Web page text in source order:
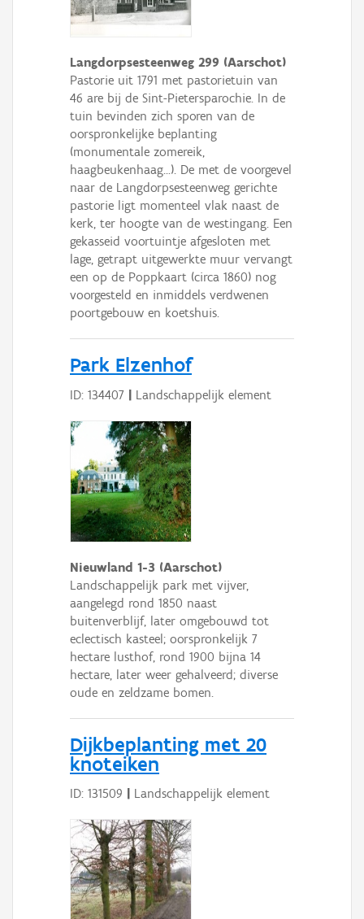
Langdorpsesteenweg 299 (Aarschot)
Pastorie uit 1791 met pastorietuin van
46 are bij de Sint-Pietersparochie. In de
tuin bevinden zich sporen van de
oorspronkelijke beplanting
(monumentale zomereik,
haagbeukenhaag...). De met de voorgevel
naar de Langdorpsesteenweg gerichte
pastorie ligt momenteel vlak naast de
kerk, ter hoogte van de westingang. Een
gekasseid voortuintje afgesloten met
lage, getrapt uitgewerkte muur vervangt
een op de Poppkaart (circa 1860) nog
voorgesteld en inmiddels verdwenen
poortgebouw en koetshuis.
Park Elzenhof
ID: 134407 | Landschappelijk element
Nieuwland 1-3 (Aarschot)
Landschappelijk park met vijver,
aangelegd rond 1850 naast
buitenverblijf, later omgebouwd tot
eclectisch kasteel; oorspronkelijk 7
hectare lusthof, rond 1900 bijna 14
hectare, later weer gehalveerd; diverse
oude en zeldzame bomen.
Dijkbeplanting met 20
knoteiken
ID: 131509 | Landschappelijk element